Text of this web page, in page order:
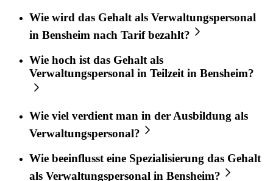
Wie wird das Gehalt als Verwaltungspersonal
in Bensheim nach Tarif bezahlt?
Wie hoch ist das Gehalt als
Verwaltungspersonal in Teilzeit in Bensheim?
Wie viel verdient man in der Ausbildung als
Verwaltungspersonal?
Wie beeinflusst eine Spezialisierung das Gehalt
als Verwaltungspersonal in Bensheim?